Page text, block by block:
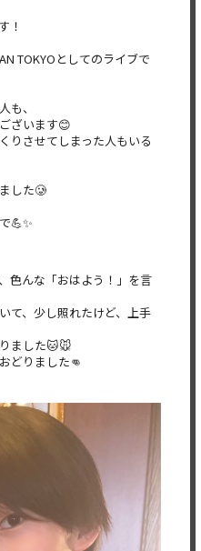
！
TOKYOとしてのライブで
も、
ざいます😊
りさせてしまった人もいる
した🥲
💪✨
色んな「おはよう！」を言
て、少し照れたけど、上手
ました🐱🐭
どりました👊